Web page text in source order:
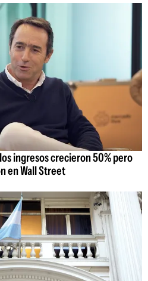
ingresos crecieron 50% pero
en Wall Street